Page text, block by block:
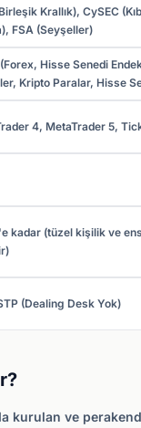
Krallık), CySEC
FSA (Seyşeller)
Hisse Senedi
Kripto Paralar, Hisse
4, MetaTrader 5,
kadar (tüzel kişilik ve
(Dealing Desk Yok)
kurulan ve